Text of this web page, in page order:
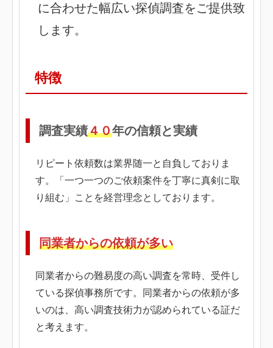
に合わせた幅広い探偵調査をご提供致
します。
特徴
調査実績４０年の信頼と実績
リピート依頼数は業界随一と自負しておりま
す。「一つ一つのご依頼案件を丁寧に真剣に取
り組む」ことを経営理念としております。
同業者からの依頼が多い
同業者からの難易度の高い調査を常時、受件し
ている探偵事務所です。同業者からの依頼が多
いのは、高い調査技術力が認められている証だ
と考えます。